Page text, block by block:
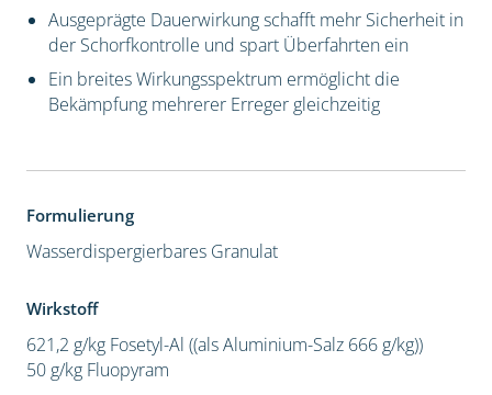
Ausgeprägte Dauerwirkung schafft mehr Sicherheit in
der Schorfkontrolle und spart Überfahrten ein
Ein breites Wirkungsspektrum ermöglicht die
Bekämpfung mehrerer Erreger gleichzeitig
Formulierung
Wasserdispergierbares Granulat
Wirkstoff
621,2 g/kg Fosetyl-Al ((als Aluminium-Salz 666 g/kg))
50 g/kg Fluopyram